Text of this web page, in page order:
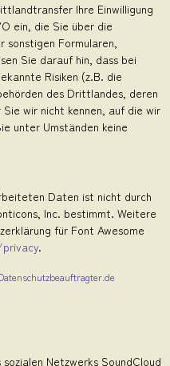
Ihre Einwilligung
ein, die Sie über die
sonstigen Formularen,
Sie darauf hin, dass bei
Risiken (z.B. die
des Drittlandes, deren
wir nicht kennen, auf die wir
unter Umständen keine
Daten ist nicht durch
Inc. bestimmt. Weitere
für Font Awesome
.
Netzwerks SoundCloud